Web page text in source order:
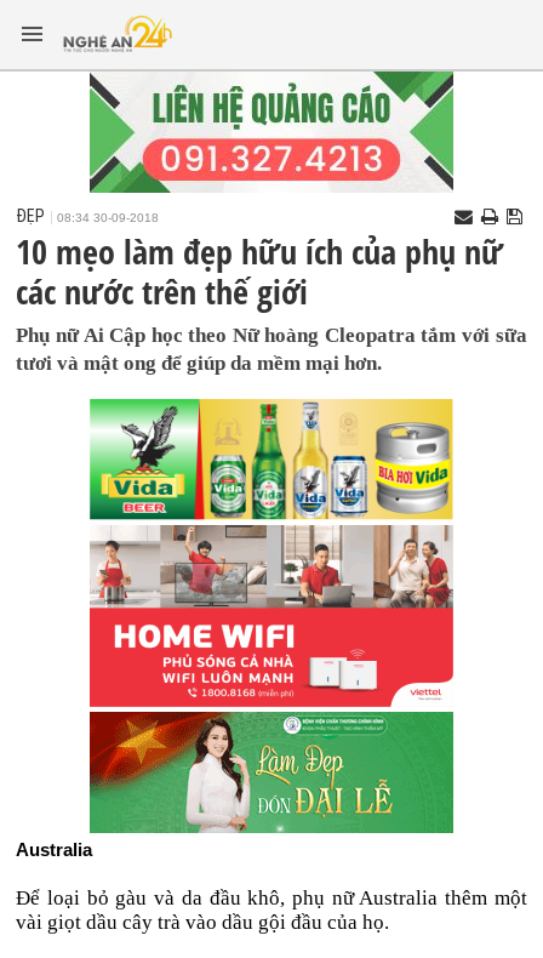
ĐẸP 08:34 30-09-2018
10 mẹo làm đẹp hữu ích của phụ nữ
các nước trên thế giới
Phụ nữ Ai Cập học theo Nữ hoàng Cleopatra tắm với sữa
tươi và mật ong để giúp da mềm mại hơn.
Australia
Để loại bỏ gàu và da đầu khô, phụ nữ Australia thêm một
vài giọt dầu cây trà vào dầu gội đầu của họ.